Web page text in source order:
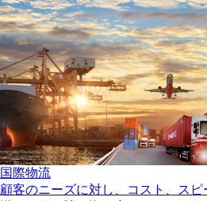
国際物流
顧客のニーズに対し、コスト、ス